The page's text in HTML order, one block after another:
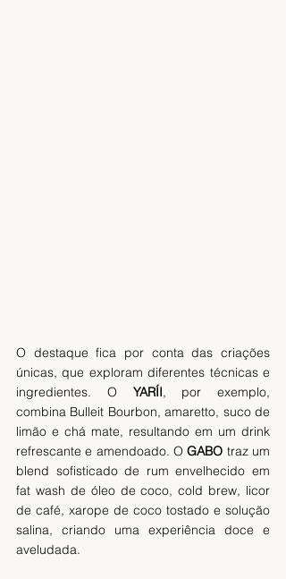
O destaque fica por conta das criações
únicas, que exploram diferentes técnicas e
ingredientes. O YARÍI, por exemplo,
combina Bulleit Bourbon, amaretto, suco de
limão e chá mate, resultando em um drink
refrescante e amendoado. O GABO traz um
blend sofisticado de rum envelhecido em
fat wash de óleo de coco, cold brew, licor
de café, xarope de coco tostado e solução
salina, criando uma experiência doce e
aveludada.